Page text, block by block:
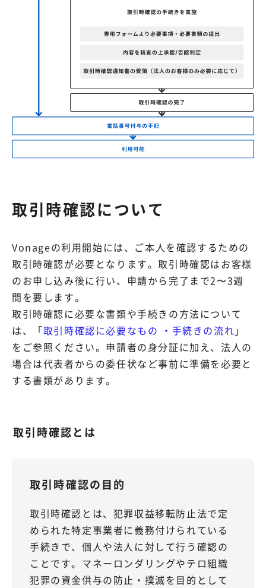
取引時確認について
Vonageの利用開始には、ご本人を確認するための
取引時確認が必要となります。取引時確認はお客様
のお申し込み後に行い、申請から完了まで2〜3週
間を要します。
取引時確認に必要な書類や手続きの方法について
は、「取引時確認に必要なもの ・手続きの流れ 」
をご参照ください。 申請者の身分証に加え、法人の
場合は代表者からの委任状など事前に準備を必要と
する書類があります。
️取引時確認とは
取引時確認の目的
取引時確認とは、犯罪収益移転防止法で定
められた特定事業者に義務付けられている
手続きで、個人や法人に対して行う確認の
ことです。マネーロンダリングやテロ組織
犯罪の資金供与の防止・撲滅を目的として